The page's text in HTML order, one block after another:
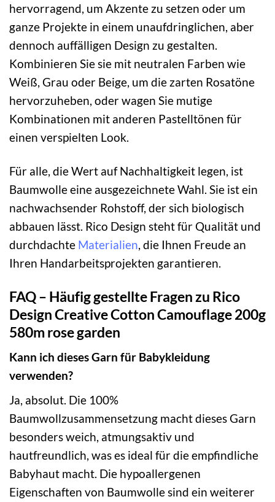
hervorragend, um Akzente zu setzen oder um
ganze Projekte in einem unaufdringlichen, aber
dennoch auffälligen Design zu gestalten.
Kombinieren Sie sie mit neutralen Farben wie
Weiß, Grau oder Beige, um die zarten Rosatöne
hervorzuheben, oder wagen Sie mutige
Kombinationen mit anderen Pastelltönen für
einen verspielten Look.
Für alle, die Wert auf Nachhaltigkeit legen, ist
Baumwolle eine ausgezeichnete Wahl. Sie ist ein
nachwachsender Rohstoff, der sich biologisch
abbauen lässt. Rico Design steht für Qualität und
durchdachte Materialien , die Ihnen Freude an
Ihren Handarbeitsprojekten garantieren.
FAQ – Häufig gestellte Fragen zu Rico
Design Creative Cotton Camouflage 200g
580m rose garden
Kann ich dieses Garn für Babykleidung
verwenden?
Ja, absolut. Die 100%
Baumwollzusammensetzung macht dieses Garn
besonders weich, atmungsaktiv und
hautfreundlich, was es ideal für die empfindliche
Babyhaut macht. Die hypoallergenen
Eigenschaften von Baumwolle sind ein weiterer